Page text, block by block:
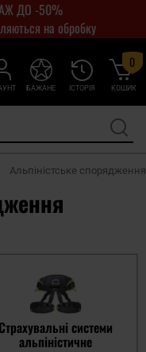
ДО -50%
на обробку
ІСТОРІЯ
БАЖАНЕ КОШИК
0
Альпіністське спорядження
Страхувальні системи
альпіністичне